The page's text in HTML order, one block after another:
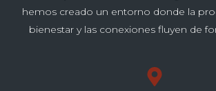
hemos creado un entorno donde la
bienestar y las conexiones fluyen de